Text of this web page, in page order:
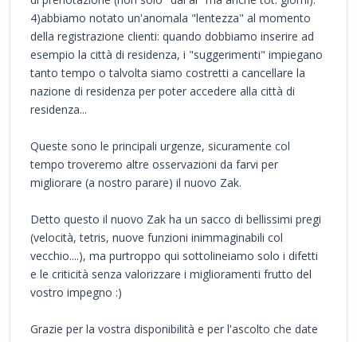
4)abbiamo notato un'anomala "lentezza" al momento
della registrazione clienti: quando dobbiamo inserire ad
esempio la città di residenza, i "suggerimenti" impiegano
tanto tempo o talvolta siamo costretti a cancellare la
nazione di residenza per poter accedere alla città di
residenza...
Queste sono le principali urgenze, sicuramente col
tempo troveremo altre osservazioni da farvi per
migliorare (a nostro parare) il nuovo Zak.
Detto questo il nuovo Zak ha un sacco di bellissimi pregi
(velocità, tetris, nuove funzioni inimmaginabili col
vecchio....), ma purtroppo qui sottolineiamo solo i difetti
e le criticità senza valorizzare i miglioramenti frutto del
vostro impegno :)
Grazie per la vostra disponibilità e per l'ascolto che date